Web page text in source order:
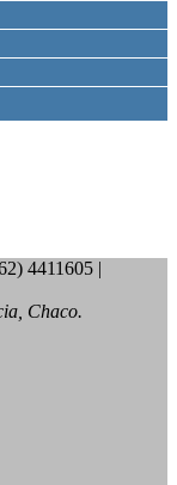
4411605 |
Chaco.